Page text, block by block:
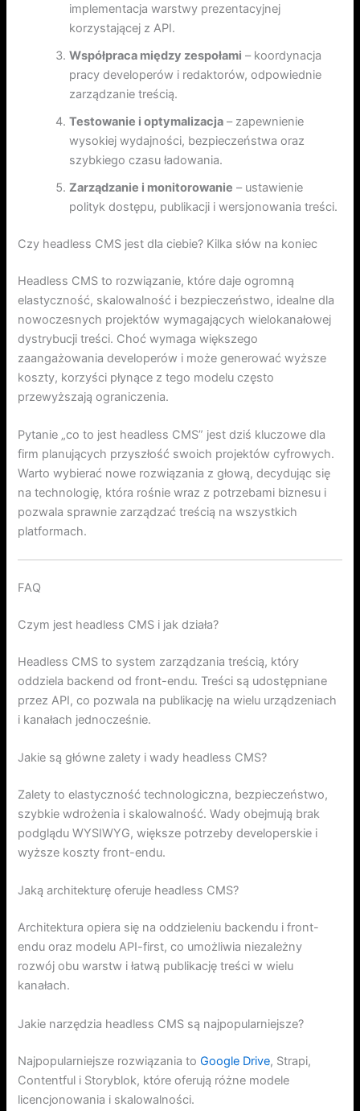
implementacja warstwy prezentacyjnej
korzystającej z API.
Współpraca między zespołami – koordynacja
pracy developerów i redaktorów, odpowiednie
zarządzanie treścią.
Testowanie i optymalizacja – zapewnienie
wysokiej wydajności, bezpieczeństwa oraz
szybkiego czasu ładowania.
Zarządzanie i monitorowanie – ustawienie
polityk dostępu, publikacji i wersjonowania treści.
Czy headless CMS jest dla ciebie? Kilka słów na koniec
Headless CMS to rozwiązanie, które daje ogromną
elastyczność, skalowalność i bezpieczeństwo, idealne dla
nowoczesnych projektów wymagających wielokanałowej
dystrybucji treści. Choć wymaga większego
zaangażowania developerów i może generować wyższe
koszty, korzyści płynące z tego modelu często
przewyższają ograniczenia.
Pytanie „co to jest headless CMS” jest dziś kluczowe dla
firm planujących przyszłość swoich projektów cyfrowych.
Warto wybierać nowe rozwiązania z głową, decydując się
na technologię, która rośnie wraz z potrzebami biznesu i
pozwala sprawnie zarządzać treścią na wszystkich
platformach.
FAQ
Czym jest headless CMS i jak działa?
Headless CMS to system zarządzania treścią, który
oddziela backend od front-endu. Treści są udostępniane
przez API, co pozwala na publikację na wielu urządzeniach
i kanałach jednocześnie.
Jakie są główne zalety i wady headless CMS?
Zalety to elastyczność technologiczna, bezpieczeństwo,
szybkie wdrożenia i skalowalność. Wady obejmują brak
podglądu WYSIWYG, większe potrzeby developerskie i
wyższe koszty front-endu.
Jaką architekturę oferuje headless CMS?
Architektura opiera się na oddzieleniu backendu i front-
endu oraz modelu API-first, co umożliwia niezależny
rozwój obu warstw i łatwą publikację treści w wielu
kanałach.
Jakie narzędzia headless CMS są najpopularniejsze?
Najpopularniejsze rozwiązania toGoogle Drive, Strapi,
Contentful i Storyblok, które oferują różne modele
licencjonowania i skalowalności.